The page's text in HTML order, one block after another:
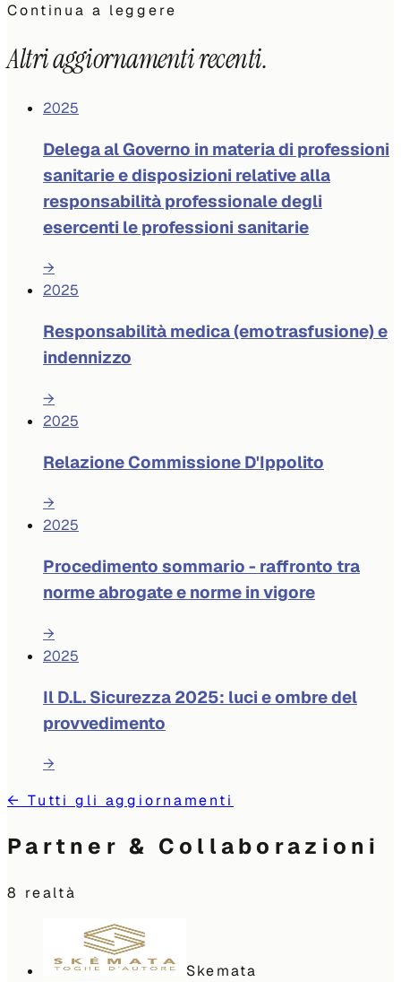
Continua a leggere
Altri aggiornamenti recenti.
2025
Delega al Governo in materia di professioni
sanitarie e disposizioni relative alla
responsabilità professionale degli
esercenti le professioni sanitarie
→
2025
Responsabilità medica (emotrasfusione) e
indennizzo
→
2025
Relazione Commissione D'Ippolito
→
2025
Procedimento sommario - raffronto tra
norme abrogate e norme in vigore
→
2025
Il D.L. Sicurezza 2025: luci e ombre del
provvedimento
→
← Tutti gli aggiornamenti
Partner & Collaborazioni
8 realtà
Skemata